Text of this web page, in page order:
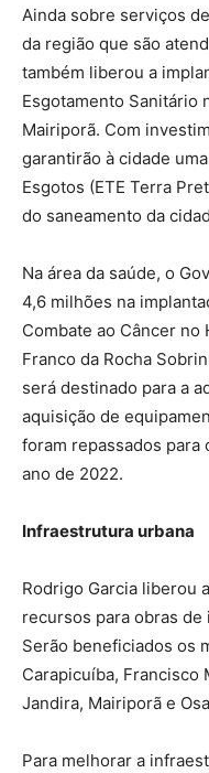
Ainda sobre serviços
da região que são
também liberou a
Esgotamento Sanitário
Mairiporã. Com
garantirão à cidade
Esgotos (ETE Terra
do saneamento da
Na área da saúde, o
4,6 milhões na
Combate ao Câncer no
Franco da Rocha
será destinado para a
aquisição de
foram repassados para
ano de 2022.
Infraestrutura urbana
Rodrigo Garcia liberou
recursos para obras
Serão beneficiados os
Carapicuíba, Francisco
Jandira, Mairiporã e
Para melhorar a